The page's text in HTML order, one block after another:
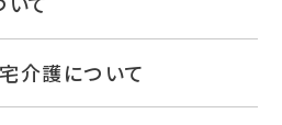
介護について